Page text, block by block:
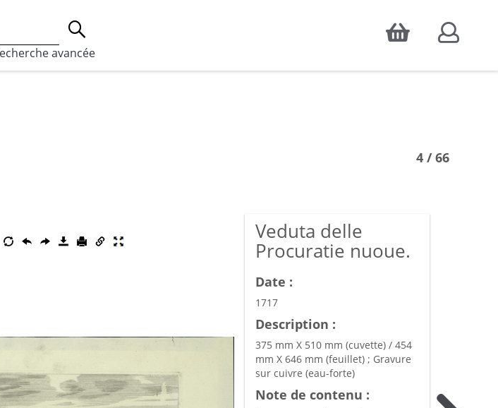
Accepter
sont utilisés à des fins de statistiques d'audience, ainsi que pour
avancée
4 / 66
Veduta delle
Procuratie nuoue.
Date :
1717
Description :
375 mm X 510 mm (cuvette) / 454
mm X 646 mm (feuillet) ; Gravure
sur cuivre (eau-forte)
Note de contenu :